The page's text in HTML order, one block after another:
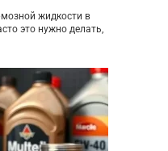
жидкости в
это нужно делать,